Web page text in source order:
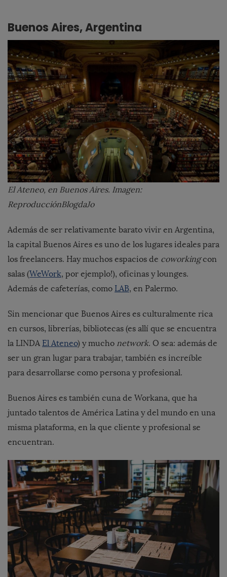
Buenos Aires, Argentina
El Ateneo, en Buenos Aires. Imagen:
ReproducciónBlogdaJo
Además de ser relativamente barato vivir en Argentina,
la capital Buenos Aires es uno de los lugares ideales para
los freelancers. Hay muchos espacios de coworkingcon
salas (WeWork, por ejemplo!), oficinas y lounges.
Además de cafeterías, como LAB, en Palermo.
Sin mencionar que Buenos Aires es culturalmente rica
en cursos, librerías, bibliotecas (es allí que se encuentra
la LINDA El Ateneo) y mucho network. O sea: además de
ser un gran lugar para trabajar, también es increíble
para desarrollarse como persona y profesional.
Buenos Aires es también cuna de Workana, que ha
juntado talentos de América Latina y del mundo en una
misma plataforma, en la que cliente y profesional se
encuentran.